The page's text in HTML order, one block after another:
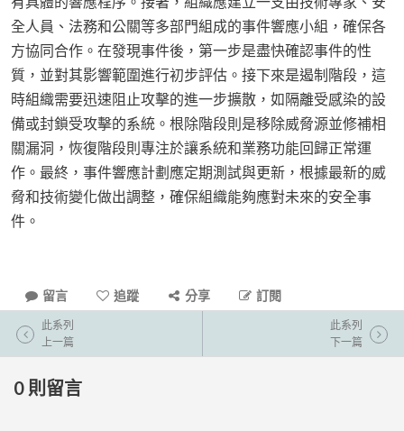
全人員、法務和公關等多部門組成的事件響應小組，確保各
方協同合作。在發現事件後，第一步是盡快確認事件的性
質，並對其影響範圍進行初步評估。接下來是遏制階段，這
時組織需要迅速阻止攻擊的進一步擴散，如隔離受感染的設
備或封鎖受攻擊的系統。根除階段則是移除威脅源並修補相
關漏洞，恢復階段則專注於讓系統和業務功能回歸正常運
作。最終，事件響應計劃應定期測試與更新，根據最新的威
脅和技術變化做出調整，確保組織能夠應對未來的安全事
件。
留言 追蹤 分享 訂閱
此系列
上一篇
此系列
下一篇
0 則留言